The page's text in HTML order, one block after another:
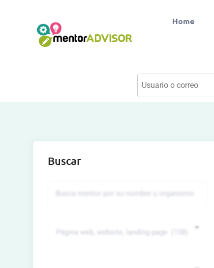
Home
Buscar